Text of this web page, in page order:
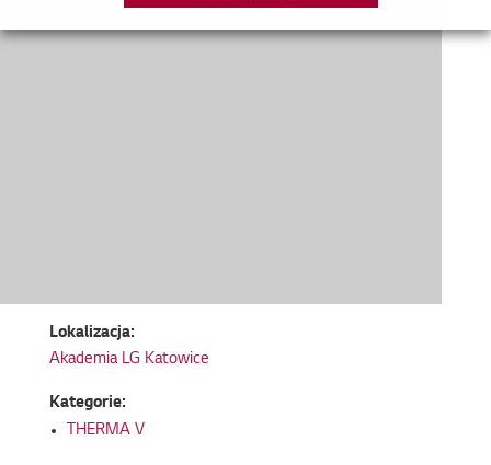
Lokalizacja:
Akademia LG Katowice
Kategorie:
THERMA V